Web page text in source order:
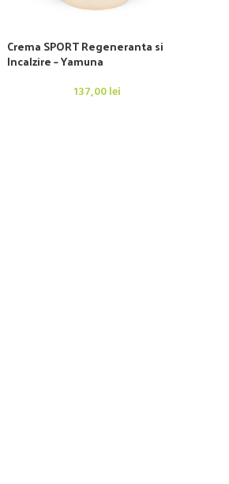
Crema SPORT Regeneranta si
Incalzire – Yamuna
137,00lei